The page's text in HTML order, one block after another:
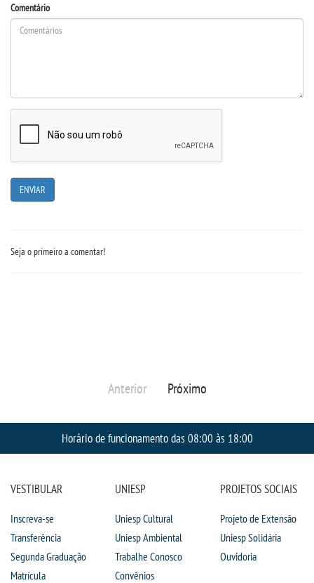
Comentário
Seja o primeiro a comentar!
Anterior Próximo
Horário de funcionamento das 08:00 às 18:00
VESTIBULAR
Inscreva-se
Transferência
Segunda Graduação
Matrícula
UNIESP
Uniesp Cultural
Uniesp Ambiental
Trabalhe Conosco
Convênios
PROJETOS SOCIAIS
Projeto de Extensão
Uniesp Solidária
Ouvidoria